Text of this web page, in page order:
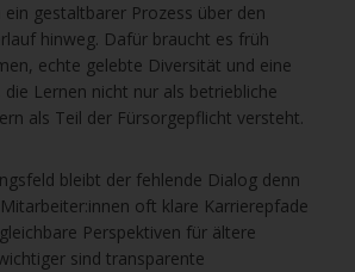
gestaltbarer Prozess über den
hinweg. Dafür braucht es früh
echte gelebte Diversität und eine
Lernen nicht nur als betriebliche
als Teil der Fürsorgepflicht versteht.
bleibt der fehlende Dialog denn
oft klare Karrierepfade
Perspektiven für ältere
sind transparente